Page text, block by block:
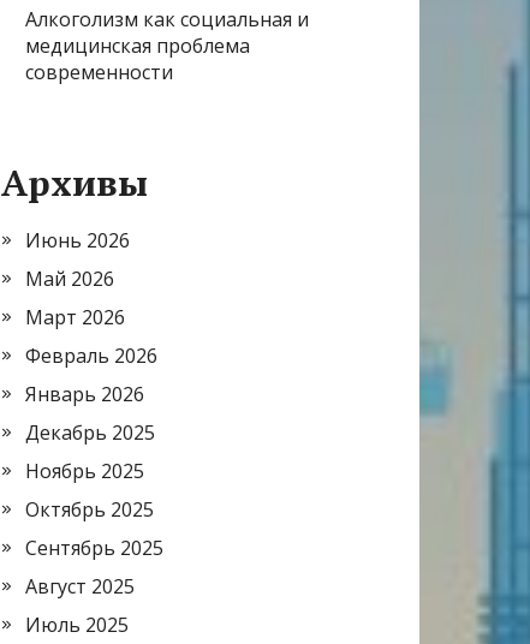
Алкоголизм как социальная и
медицинская проблема
современности
Архивы
Июнь 2026
Май 2026
Март 2026
Февраль 2026
Январь 2026
Декабрь 2025
Ноябрь 2025
Октябрь 2025
Сентябрь 2025
Август 2025
Июль 2025